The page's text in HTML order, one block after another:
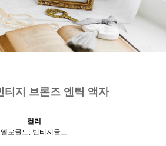
티지 브론즈 엔틱 액자
컬러
옐로골드, 빈티지골드